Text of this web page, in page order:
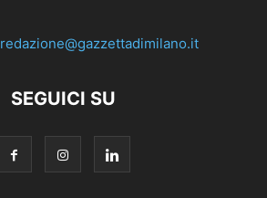
redazione@gazzettadimilano.it
SEGUICI SU